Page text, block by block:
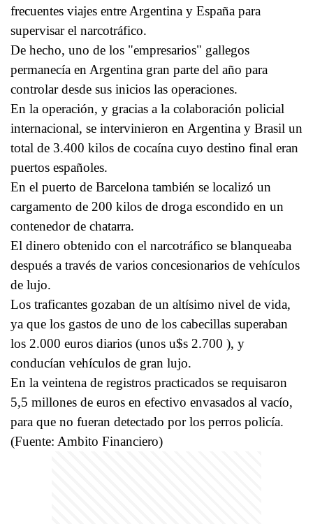
frecuentes viajes entre Argentina y España para
supervisar el narcotráfico.
De hecho, uno de los "empresarios" gallegos
permanecía en Argentina gran parte del año para
controlar desde sus inicios las operaciones.
En la operación, y gracias a la colaboración policial
internacional, se intervinieron en Argentina y Brasil un
total de 3.400 kilos de cocaína cuyo destino final eran
puertos españoles.
En el puerto de Barcelona también se localizó un
cargamento de 200 kilos de droga escondido en un
contenedor de chatarra.
El dinero obtenido con el narcotráfico se blanqueaba
después a través de varios concesionarios de vehículos
de lujo.
Los traficantes gozaban de un altísimo nivel de vida,
ya que los gastos de uno de los cabecillas superaban
los 2.000 euros diarios (unos u$s 2.700 ), y
conducían vehículos de gran lujo.
En la veintena de registros practicados se requisaron
5,5 millones de euros en efectivo envasados al vacío,
para que no fueran detectado por los perros policía.
(Fuente: Ambito Financiero)